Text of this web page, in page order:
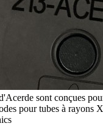
sont conçues
pour tubes à rayons